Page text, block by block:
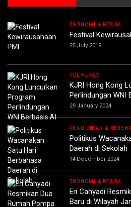
EKONOMI & KESRA
Festival
25 July 2019
POLHUKAM
KJRI Hong Kong
Perlindungan WNI
29 January 2024
PENDIDIKAN &
Politikus
Daerah di Sekolah
14 December 2024
EKONOMI & KESRA
Eri Cahyadi
Baru di Wilayah